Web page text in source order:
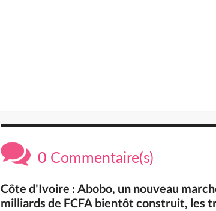
0 Commentaire(s)
Côte d'Ivoire : Abobo, un nouveau
milliards de FCFA bientôt construit, les